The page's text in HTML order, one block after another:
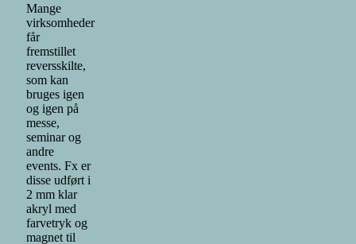
Mange
virksomheder
får
fremstillet
reversskilte,
som kan
bruges igen
og igen på
messe,
seminar og
andre
events. Fx er
disse udført i
2 mm klar
akryl med
farvetryk og
magnet til